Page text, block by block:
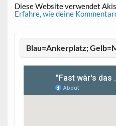
Diese Website verwendet
Erfahre, wie deine
Blau=Ankerplatz;